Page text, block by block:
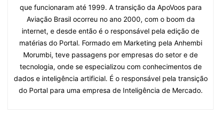
que funcionaram até 1999. A transição da ApoVoos para
Aviação Brasil ocorreu no ano 2000, com o boom da
internet, e desde então é o responsável pela edição de
matérias do Portal. Formado em Marketing pela Anhembi
Morumbi, teve passagens por empresas do setor e de
tecnologia, onde se especializou com conhecimentos de
dados e inteligência artificial. É o responsável pela transição
do Portal para uma empresa de Inteligência de Mercado.